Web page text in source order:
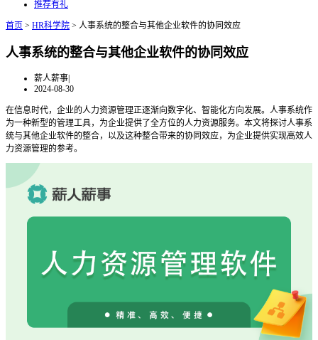
推荐有礼
首页 > HR科学院 > 人事系统的整合与其他企业软件的协同效应
人事系统的整合与其他企业软件的协同效应
薪人薪事|
2024-08-30
在信息时代，企业的人力资源管理正逐渐向数字化、智能化方向发展。人事系统作
为一种新型的管理工具，为企业提供了全方位的人力资源服务。本文将探讨人事系
统与其他企业软件的整合，以及这种整合带来的协同效应，为企业提供实现高效人
力资源管理的参考。